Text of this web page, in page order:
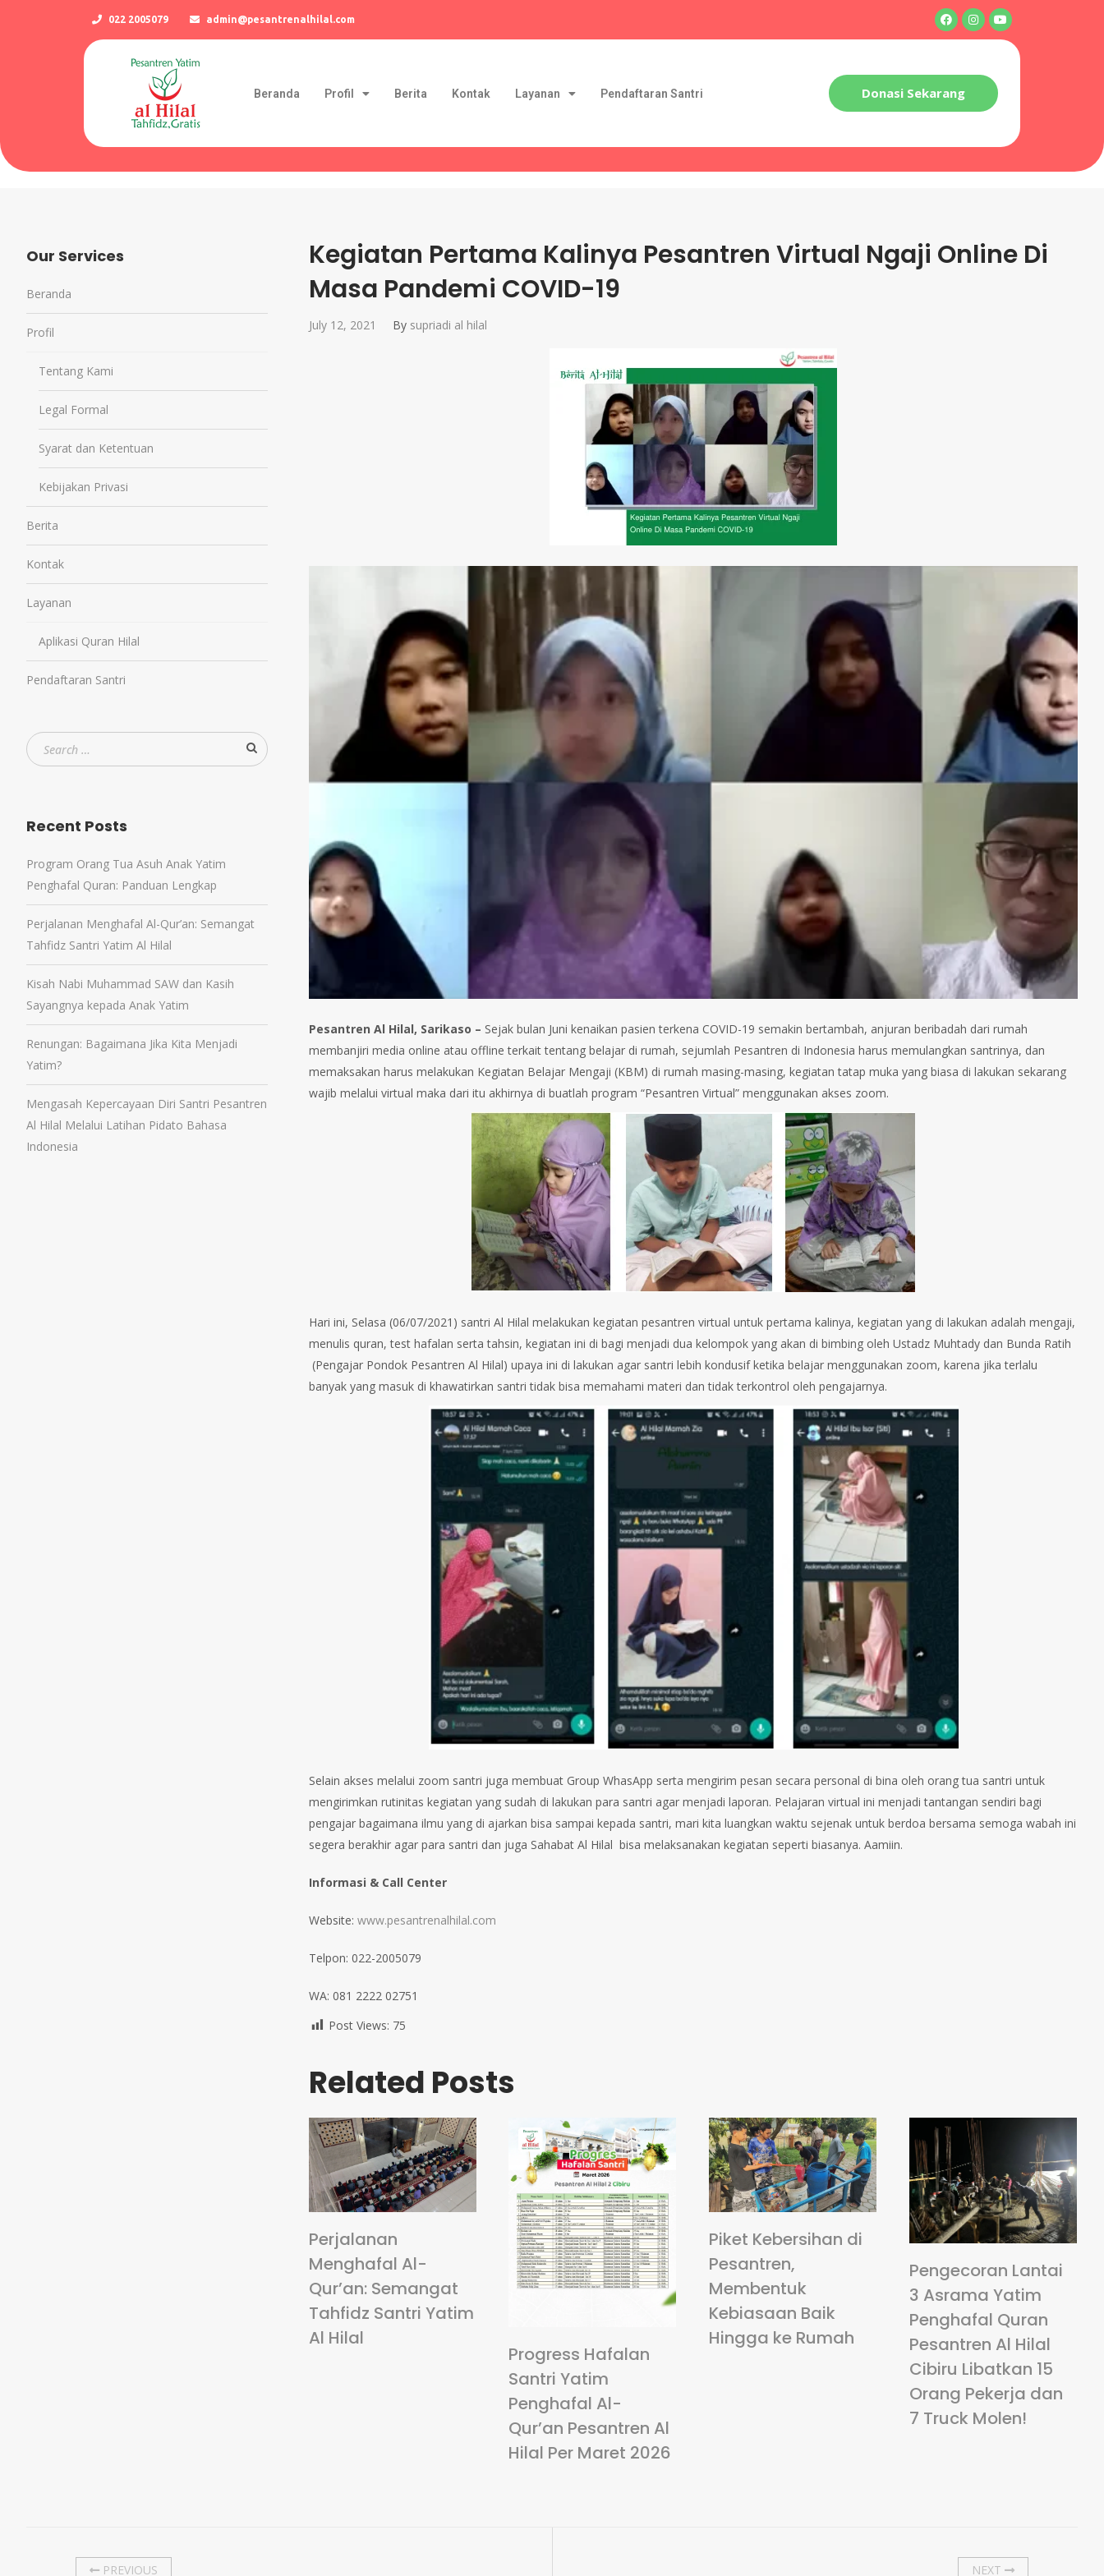
022 2005079 admin@pesantrenalhilal.com
Beranda Profil Berita Kontak Layanan Pendaftaran Santri Donasi Sekarang
Kegiatan Pertama Kalinya Pesantren Virtual Ngaji Online Di
Masa Pandemi COVID-19
July 12, 2021 By supriadi al hilal
Pesantren Al Hilal, Sarikaso – Sejak bulan Juni kenaikan pasien terkena COVID-19 semakin bertambah, anjuran beribadah dari rumah
membanjiri media online atau offline terkait tentang belajar di rumah, sejumlah Pesantren di Indonesia harus memulangkan santrinya, dan
memaksakan harus melakukan Kegiatan Belajar Mengaji (KBM) di rumah masing-masing, kegiatan tatap muka yang biasa di lakukan sekarang
wajib melalui virtual maka dari itu akhirnya di buatlah program “Pesantren Virtual” menggunakan akses zoom.
Hari ini, Selasa (06/07/2021) santri Al Hilal melakukan kegiatan pesantren virtual untuk pertama kalinya, kegiatan yang di lakukan adalah mengaji,
menulis quran, test hafalan serta tahsin, kegiatan ini di bagi menjadi dua kelompok yang akan di bimbing oleh Ustadz Muhtady dan Bunda Ratih
(Pengajar Pondok Pesantren Al Hilal) upaya ini di lakukan agar santri lebih kondusif ketika belajar menggunakan zoom, karena jika terlalu
banyak yang masuk di khawatirkan santri tidak bisa memahami materi dan tidak terkontrol oleh pengajarnya.
Selain akses melalui zoom santri juga membuat Group WhasApp serta mengirim pesan secara personal di bina oleh orang tua santri untuk
mengirimkan rutinitas kegiatan yang sudah di lakukan para santri agar menjadi laporan. Pelajaran virtual ini menjadi tantangan sendiri bagi
pengajar bagaimana ilmu yang di ajarkan bisa sampai kepada santri, mari kita luangkan waktu sejenak untuk berdoa bersama semoga wabah ini
segera berakhir agar para santri dan juga Sahabat Al Hilal bisa melaksanakan kegiatan seperti biasanya. Aamiin.
Informasi & Call Center
Website:www.pesantrenalhilal.com
Telpon: 022-2005079
WA: 081 2222 02751
Post Views: 75
Related Posts
Perjalanan
Menghafal Al-
Qur’an: Semangat
Tahfidz Santri Yatim
Al Hilal
Progress Hafalan
Santri Yatim
Penghafal Al-
Qur’an Pesantren Al
Hilal Per Maret 2026
Piket Kebersihan di
Pesantren,
Membentuk
Kebiasaan Baik
Hingga ke Rumah
Pengecoran Lantai
3 Asrama Yatim
Penghafal Quran
Pesantren Al Hilal
Cibiru Libatkan 15
Orang Pekerja dan
7 Truck Molen!
Our Services
Beranda
Profil
Tentang Kami
Legal Formal
Syarat dan Ketentuan
Kebijakan Privasi
Berita
Kontak
Layanan
Aplikasi Quran Hilal
Pendaftaran Santri
Recent Posts
Program Orang Tua Asuh Anak Yatim
Penghafal Quran: Panduan Lengkap
Perjalanan Menghafal Al-Qur’an: Semangat
Tahfidz Santri Yatim Al Hilal
Kisah Nabi Muhammad SAW dan Kasih
Sayangnya kepada Anak Yatim
Renungan: Bagaimana Jika Kita Menjadi
Yatim?
Mengasah Kepercayaan Diri Santri Pesantren
Al Hilal Melalui Latihan Pidato Bahasa
Indonesia
PREVIOUS NEXT